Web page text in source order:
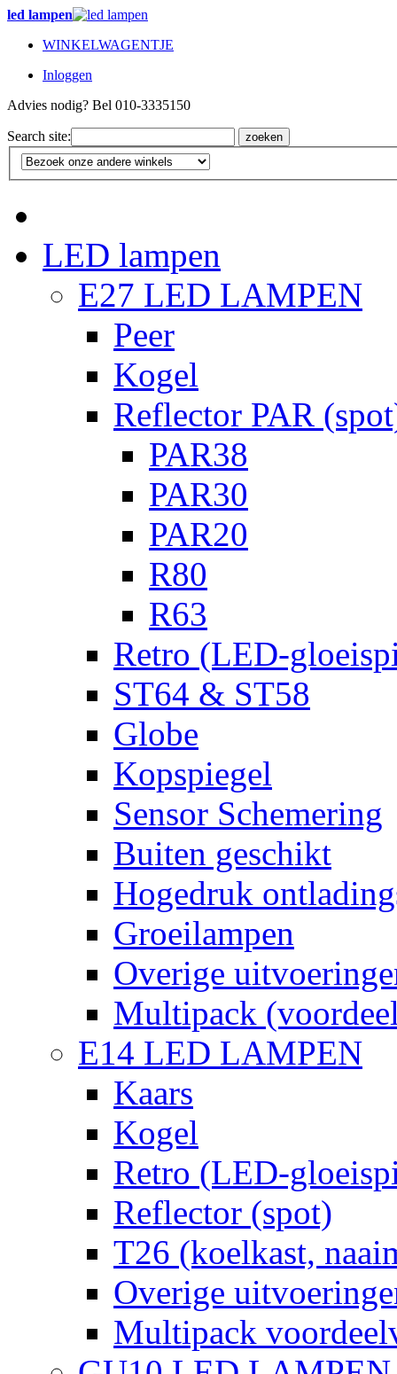
led lampen
WINKELWAGENTJE
Inloggen
Advies nodig? Bel 010-3335150
Search site: zoeken
LED lampen
E27 LED LAMPEN
Peer
Kogel
Reflector PAR
PAR38
PAR30
PAR20
R80
R63
Retro (LED-
ST64 & ST58
Globe
Kopspiegel
Sensor Schemering
Buiten geschikt
Hogedruk
Groeilampen
Overige
Multipack
E14 LED LAMPEN
Kaars
Kogel
Retro (LED-
Reflector (spot)
T26 (koelkast,
Overige
Multipack